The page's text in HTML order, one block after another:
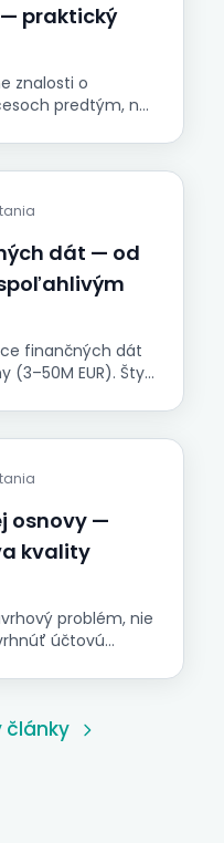
praktický
znalosti o
predtým, než
prioritizácia
a udržateľná
dát — od
finančných dát
(3–50M EUR). Štyri
— čo musí CFO
alebo
osnovy —
kvality
problém, nie
účtovú
hĺbku — bez
články